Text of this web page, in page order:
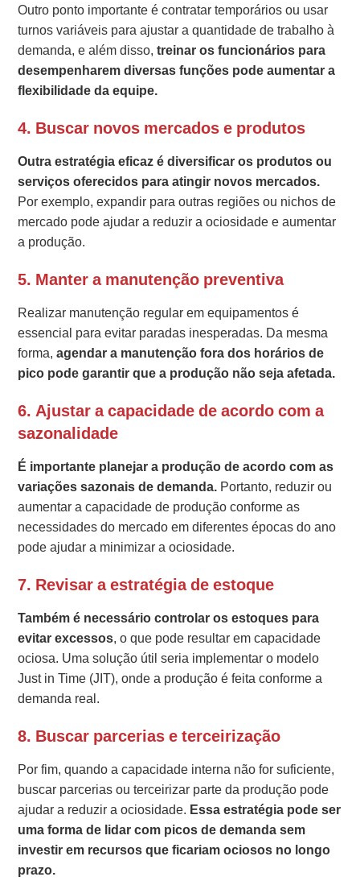
Outro ponto importante é contratar temporários ou usar
turnos variáveis para ajustar a quantidade de trabalho à
demanda, e além disso,treinar os funcionários para
desempenharem diversas funções pode aumentar a
flexibilidade da equipe.
4. Buscar novos mercados e produtos
Outra estratégia eficazé diversificar os produtos ou
serviços oferecidos para atingir novos mercados.
Por exemplo, expandir para outras regiões ou nichos de
mercado pode ajudar a reduzir a ociosidade e aumentar
a produção.
5. Manter a manutenção preventiva
Realizar manutenção regular em equipamentos é
essencial para evitar paradas inesperadas. Da mesma
forma,agendar a manutenção fora dos horários de
pico pode garantir que a produção não seja afetada.
6.Ajustar a capacidade de acordo com a
sazonalidade
É importante planejar a produção de acordo com as
variações sazonais de demanda. Portanto, reduzir ou
aumentar a capacidade de produção conforme as
necessidades do mercado em diferentes épocas do ano
pode ajudar a minimizar a ociosidade.
7. Revisar a estratégia de estoque
Também é necessário controlar os estoques para
evitar excessos, o que pode resultar em capacidade
ociosa. Uma solução útil seria implementar o modelo
Just in Time (JIT), onde a produção é feita conforme a
demanda real.
8. Buscar parcerias e terceirização
Por fim, quando a capacidade interna não for suficiente,
buscar parcerias ou terceirizar parte da produção pode
ajudar a reduzir a ociosidade. Essa estratégia pode ser
uma forma de lidar com picos de demanda sem
investir em recursos que ficariam ociosos no longo
prazo.